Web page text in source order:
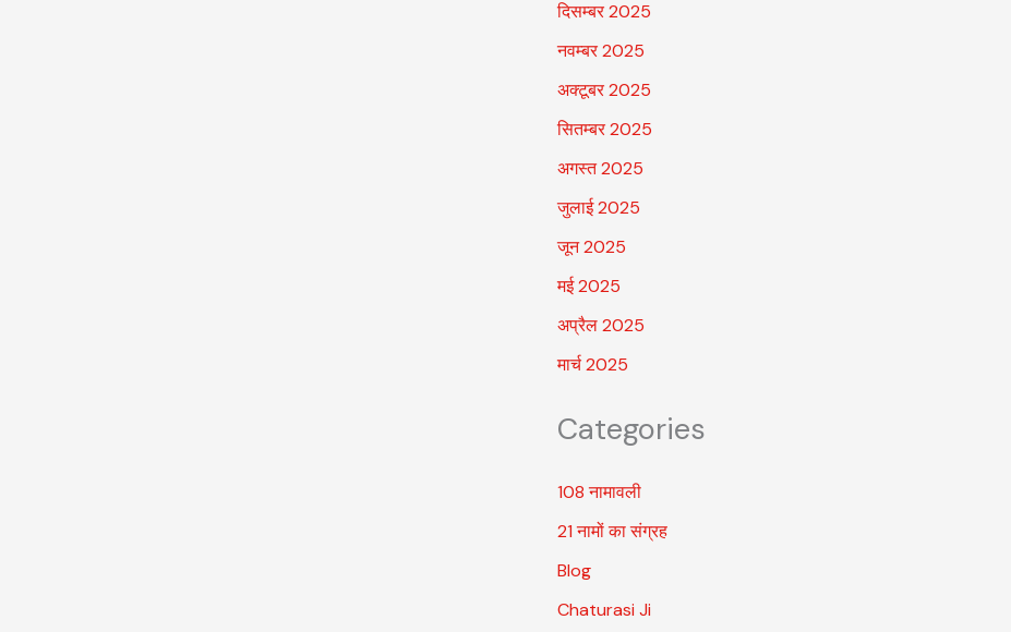
दिसम्बर 2025
नवम्बर 2025
अक्टूबर 2025
सितम्बर 2025
अगस्त 2025
जुलाई 2025
जून 2025
मई 2025
अप्रैल 2025
मार्च 2025
Categories
108 नामावली
21 नामों का संग्रह
Blog
Chaturasi Ji